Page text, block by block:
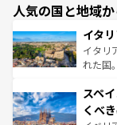
人気の国と地域
イタ
イタリ
れた国。
ろん、
景など
ピザや
スペ
くべ